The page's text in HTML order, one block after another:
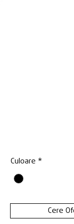
Culoare *
Cere